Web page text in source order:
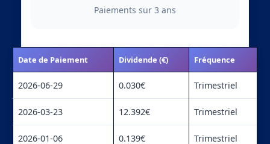
Paiements sur 3 ans
Date de Paiement Dividende (€) Fréquence
2026-06-29 0.030€ Trimestriel
2026-03-23 12.392€ Trimestriel
2026-01-06 0.139€ Trimestriel